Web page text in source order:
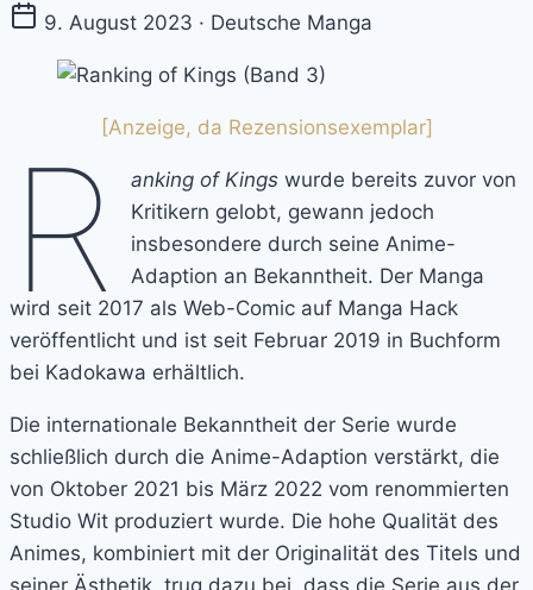
9. August 2023 · Deutsche Manga
[Anzeige, da Rezensionsexemplar]
R anking of Kingswurde bereits zuvor von
Kritikern gelobt, gewann jedoch
insbesondere durch seine Anime-
Adaption an Bekanntheit. Der Manga
wird seit 2017 als Web-Comic auf Manga Hack
veröffentlicht und ist seit Februar 2019 in Buchform
bei Kadokawa erhältlich.
Die internationale Bekanntheit der Serie wurde
schließlich durch die Anime-Adaption verstärkt, die
von Oktober 2021 bis März 2022 vom renommierten
Studio Wit produziert wurde. Die hohe Qualität des
Animes, kombiniert mit der Originalität des Titels und